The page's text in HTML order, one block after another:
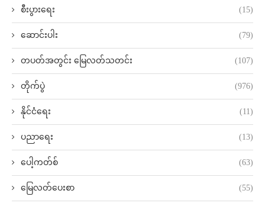
စီးပွားရေး (15)
ဆောင်းပါး (79)
တပတ်အတွင်း မြေလတ်သတင်း (107)
တိုက်ပွဲ (976)
နိုင်ငံရေး (11)
ပညာရေး (13)
ပေါ့ကတ်စ် (63)
မြေလတ်ပေးစာ (55)